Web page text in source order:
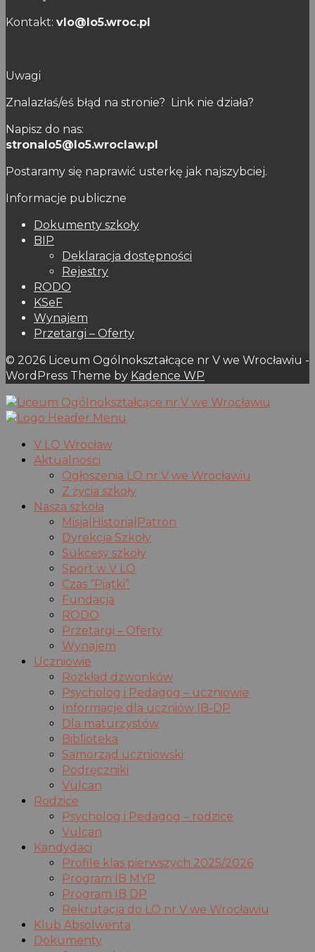
Kontakt: vlo@lo5.wroc.pl
Uwagi
Znalazłaś/eś błąd na stronie? Link nie działa?
Napisz do nas:
stronalo5@lo5.wroclaw.pl
Postaramy się naprawić usterkę jak najszybciej.
Informacje publiczne
Dokumenty szkoły
BIP
Deklaracja dostępności
Rejestry
RODO
KSeF
Wynajem
Przetargi – Oferty
© 2026 Liceum Ogólnokształcące nr V we Wrocławiu -
WordPress Theme by Kadence WP
V LO Wrocław
Aktualności
Ogłoszenia LO nr V we Wrocławiu
Z życia szkoły
Nasza szkoła
Misja|Historia|Patron
Dyrekcja Szkoły
Sukcesy szkoły
Sport w V LO
Czas “Piątki”
Fundacja
RODO
Przetargi – Oferty
Wynajem
Uczniowie
Rozkład dzwonków
Psycholog i Pedagog – uczniowie
Informacje dla uczniów IB-DP
Dla maturzystów
Biblioteka
Samorząd uczniowski
Podręczniki
Vulcan
Rodzice
Psycholog i Pedagog – rodzice
Vulcan
Kandydaci
Profile klas pierwszych 2025/2026
Program IB MYP
Program IB DP
Rekrutacja do LO nr V we Wrocławiu
Klub Absolwenta
Dokumenty